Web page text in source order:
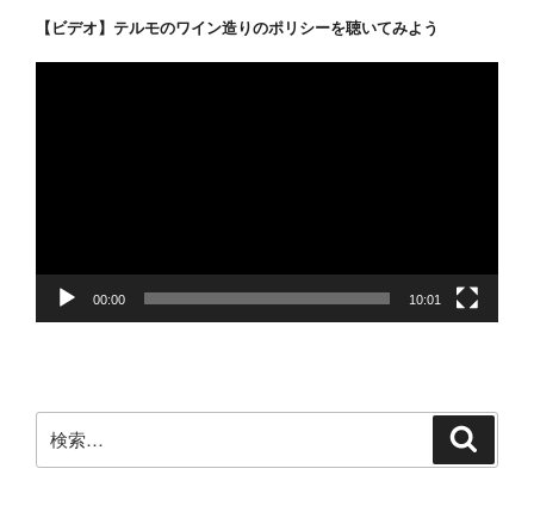
【ビデオ】テルモのワイン造りのポリシーを聴いてみよう
00:00 10:01
索: